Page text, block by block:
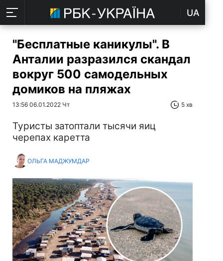
UA
"Бесплатные каникулы". В
Анталии разразился скандал
вокруг 500 самодельных
домиков на пляжах
13:56 06.01.2022 Чт 5 хв
Туристы затоптали тысячи яиц
черепах каретта
ОЛЬГА МАДЖУМДАР